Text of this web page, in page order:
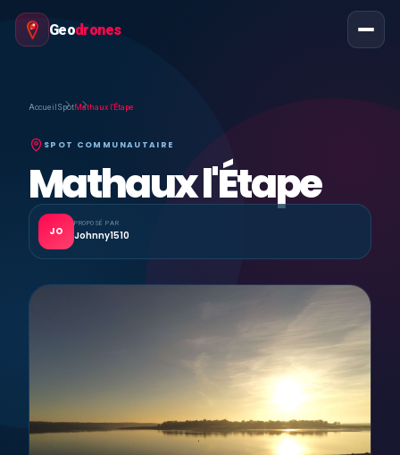
Geodrones
Accueil SpotMathaux l'Étape
SPOT COMMUNAUTAIRE
Mathaux l'Étape
JO
PROPOSÉ PAR
Johnny1510